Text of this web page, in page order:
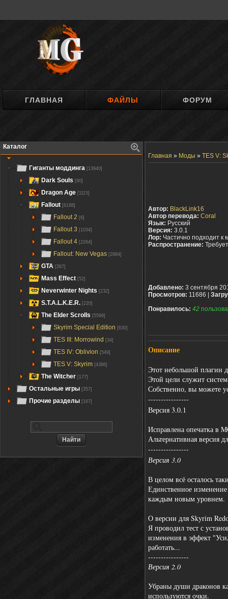
ГЛАВНАЯ ФАЙЛЫ ФОРУМ
Каталог
Гиганты моддинга [13940]
Dark Souls [90]
Dragon Age [1115]
Fallout [6188]
Fallout 2 [6]
Fallout 3 [1034]
Fallout 4 [2264]
Fallout: New Vegas [2884]
GTA [267]
Mass Effect [52]
Neverwinter Nights [232]
S.T.A.L.K.E.R. [220]
The Elder Scrolls [5599]
Skyrim Special Edition [630]
TES III: Morrowind [34]
TES IV: Oblivion [549]
TES V: Skyrim [4386]
The Witcher [177]
Остальные игры [357]
Прочие разделы [167]
Главная » Моды » TES V:
Автор: BlackLink16
Автор перевода: Coral
Язык: Русский
Версия: 3.0.1
Лор: Частично подходит к
Распространение:
Добавлено: 3 сентября
Просмотров: 11686 |
Понравилось: 42
Описание
Этот небольшой плагин
Этой цели служит
Собственно, вы можете
----------------
Версия 3.0.1
Исправлена опечатка в
Альтернативная версия
----------------
Версия 3.0
В целом всё осталось
Единственное
каждым новым уровнем.
О версии для Skyrim
Я проводил тест с
изменения в эффект
работать...
----------------
Версия 2.0
Убраны души драконов
используются очки.